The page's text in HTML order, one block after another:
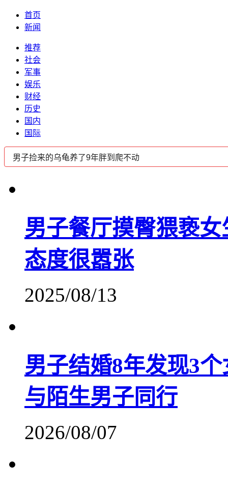
首页
新闻
推荐
社会
军事
娱乐
财经
历史
国内
国际
男子餐厅摸臀猥亵
态度很嚣张
2025/08/13
男子结婚8年发现3
与陌生男子同行
2026/08/07